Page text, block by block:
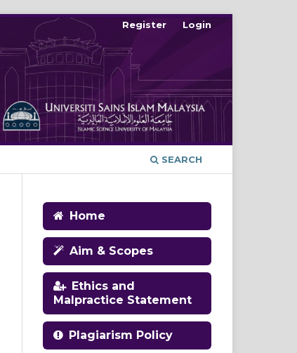
SEARCH
Register Login
Home
Aim & Scopes
Ethics and
Malpractice Statement
Plagiarism Policy